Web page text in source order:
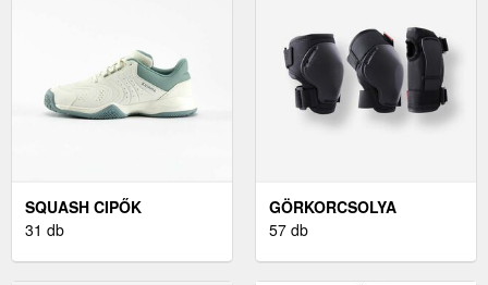
SQUASH CIPŐK
31 db
GÖRKORCSOLYA
VÉDŐFELSZERELÉS
57 db